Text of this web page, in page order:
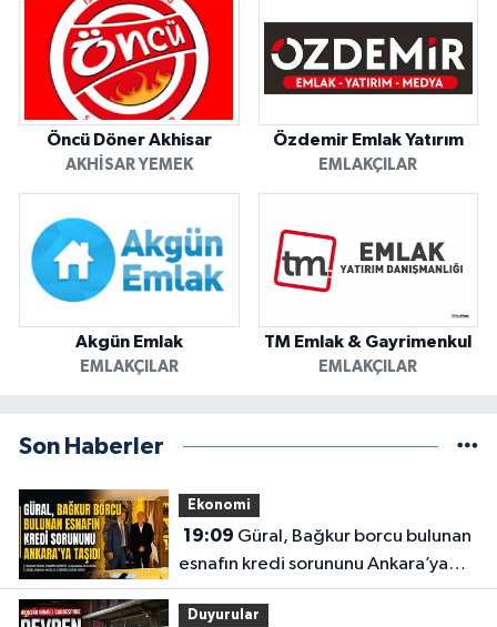
Öncü Döner Akhisar
AKHISAR YEMEK
Özdemir Emlak Yatırım
EMLAKÇILAR
Akgün Emlak
EMLAKÇILAR
TM Emlak & Gayrimenkul
EMLAKÇILAR
Son Haberler
Ekonomi
19:09
esnafın kredi sorununu Ankara’ya
taşıdı
Duyurular